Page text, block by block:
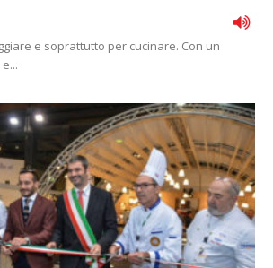
e soprattutto per cucinare. Con un